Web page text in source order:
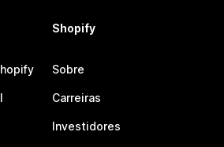
Shopify
Sobre
Carreiras
Investidores